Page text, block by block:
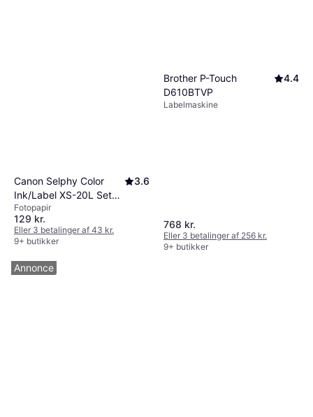
Canon Selphy Color
Ink/Label XS-20L Set
20-pack
3.6
Fotopapir
129 kr.
Eller 3 betalinger af 43 kr.
9+ butikker
Brother P-Touch
D610BTVP
4.4
Labelmaskine
768 kr.
Eller 3 betalinger af 256 kr.
9+ butikker
Annonce